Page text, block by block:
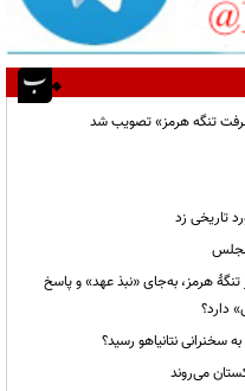
تنگه هرمز» تصویب شد
مجلس
هرمز، به‌جای «نبذ عهد» و پاسخ
دارد؟
نتانیاهو رسید؟
می‌روند